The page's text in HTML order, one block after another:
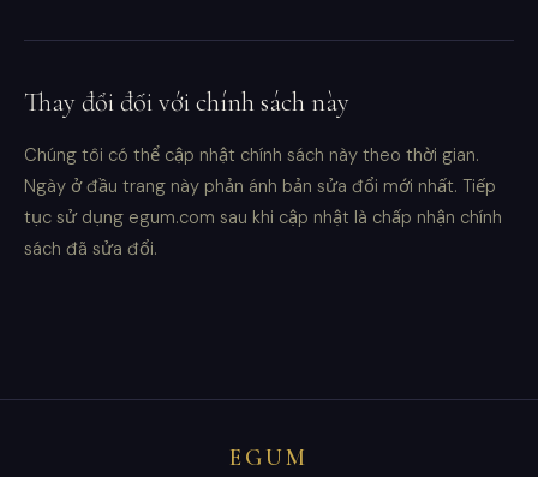
Thay đổi đối với chính sách này
Chúng tôi có thể cập nhật chính sách này theo thời gian.
Ngày ở đầu trang này phản ánh bản sửa đổi mới nhất. Tiếp
tục sử dụng egum.com sau khi cập nhật là chấp nhận chính
sách đã sửa đổi.
EGUM